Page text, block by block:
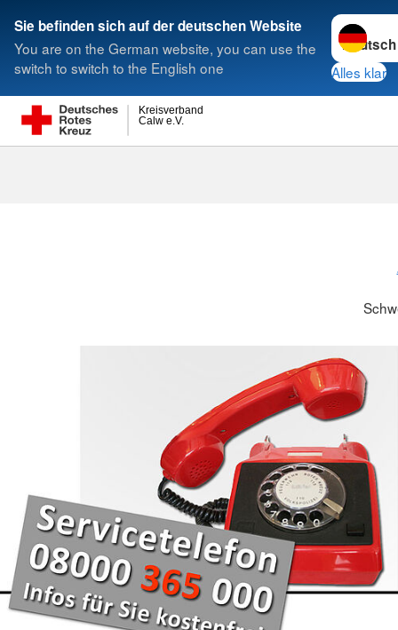
Sie befinden sich auf der deutschen Website
You are on the German website, you can use the
switch to switch to the English one
Sprache
Alles klar
Calw e.V.
Kreisverband
Suche